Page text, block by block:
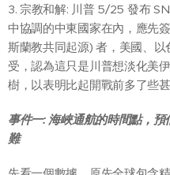
3. 宗教和解: 川普 5/25 發布
中協調的中東國家在內，應先
斯蘭教共同起源) 者，美國、
受，認為這只是川普想淡化美
樹，以表明比起開戰前多了些甚
事件一: 海峽通航的時間點，
難